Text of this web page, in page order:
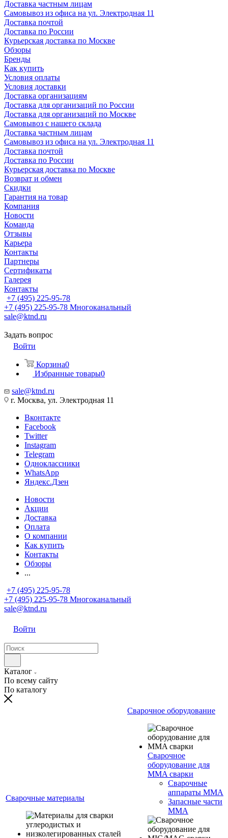
Доставка частным лицам
Самовывоз из офиса на ул. Электродная 11
Доставка почтой
Доставка по России
Курьерская доставка по Москве
Обзоры
Бренды
Как купить
Условия оплаты
Условия доставки
Доставка организациям
Доставка для организаций по России
Доставка для организаций по Москве
Самовывоз с нашего склада
Доставка частным лицам
Самовывоз из офиса на ул. Электродная 11
Доставка почтой
Доставка по России
Курьерская доставка по Москве
Возврат и обмен
Скидки
Гарантия на товар
Компания
Новости
Команда
Отзывы
Карьера
Контакты
Партнеры
Сертификаты
Галерея
Контакты
+7 (495) 225-95-78
+7 (495) 225-95-78 Многоканальный
sale@ktnd.ru
Задать вопрос
Войти
Корзина0
Избранные товары0
sale@ktnd.ru
г. Москва, ул. Электродная 11
Вконтакте
Facebook
Twitter
Instagram
Telegram
Одноклассники
WhatsApp
Яндекс.Дзен
Новости
Акции
Доставка
Оплата
О компании
Как купить
Контакты
Обзоры
...
+7 (495) 225-95-78
+7 (495) 225-95-78 Многоканальный
sale@ktnd.ru
Войти
Каталог
По всему сайту
По каталогу
Сварочные материалы
Сварочное оборудование
Сварочное
оборудование для
MMA сварки
Сварочные
аппараты MMA
Запасные части
MMA